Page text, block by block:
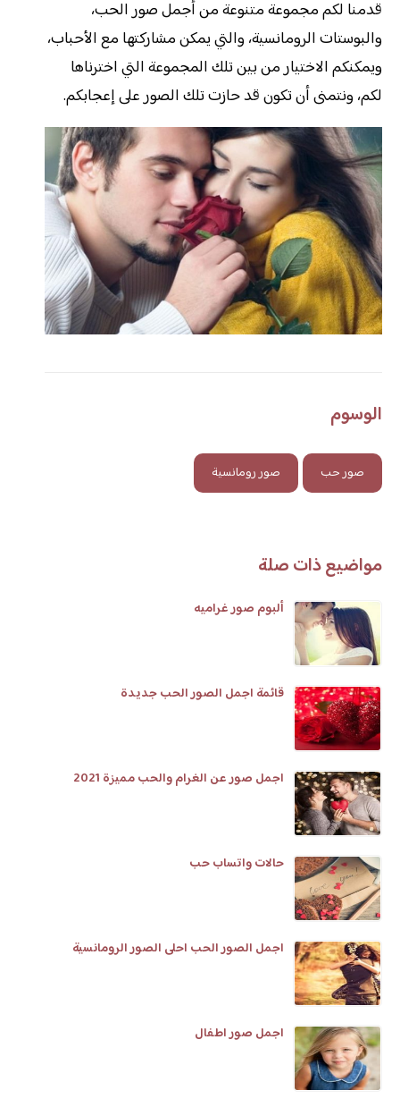
قدمنا لكم مجموعة متنوعة من أجمل صور الحب،
والبوستات الرومانسية، والتي يمكن مشاركتها مع الأحباب،
ويمكنكم الاختيار من بين تلك المجموعة التي اخترناها
لكم، ونتمنى أن تكون قد حازت تلك الصور على إعجابكم.
الوسوم
صور حب صور رومانسية
مواضيع ذات صلة
ألبوم صور غراميه
قائمة اجمل الصور الحب جديدة
اجمل صور عن الغرام والحب مميزة 2021
حالات واتساب حب
اجمل الصور الحب احلى الصور الرومانسية
اجمل صور اطفال